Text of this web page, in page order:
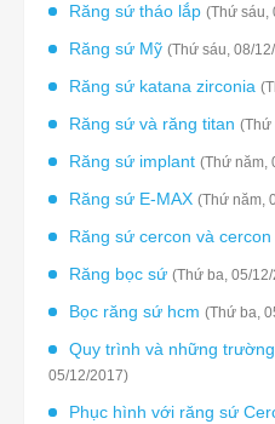
Răng sứ tháo lắp (Thứ sáu,
Răng sứ Mỹ (Thứ sáu, 08/
Răng sứ katana zirconia
Răng sứ và răng titan (Thứ
Răng sứ implant (Thứ năm,
Răng sứ E-MAX (Thứ năm,
Răng sứ cercon và cercon
Răng bọc sứ (Thứ ba, 05/
Bọc răng sứ hcm (Thứ ba,
Quy trình và những
05/12/2017)
Phục hình với răng sứ